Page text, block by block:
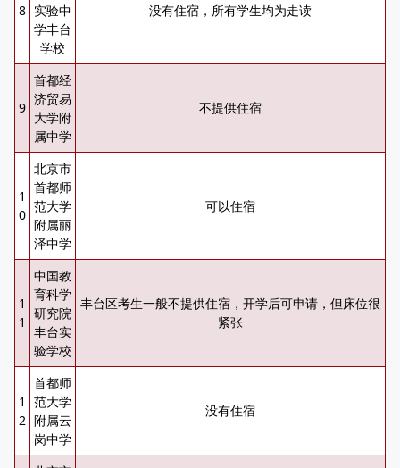
8 实验中
学丰台
学校
没有住宿，所有学生均为走读
9
首都经
济贸易
大学附
属中学
不提供住宿
1
0
北京市
首都师
范大学
附属丽
泽中学
可以住宿
1
1
中国教
育科学
研究院
丰台实
验学校
丰台区考生一般不提供住宿，开学后可申请，但床位很
紧张
1
2
首都师
范大学
附属云
岗中学
没有住宿